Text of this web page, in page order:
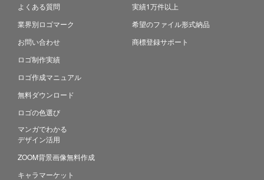
よくある質問
業界別ロゴマーク
お問い合わせ
ロゴ制作実績
ロゴ作成マニュアル
無料ダウンロード
ロゴの色選び
マンガでわかる
デザイン活用
ZOOM背景画像無料作成
キャラマーケット
実績1万件以上
希望のファイル形式納品
商標登録サポート